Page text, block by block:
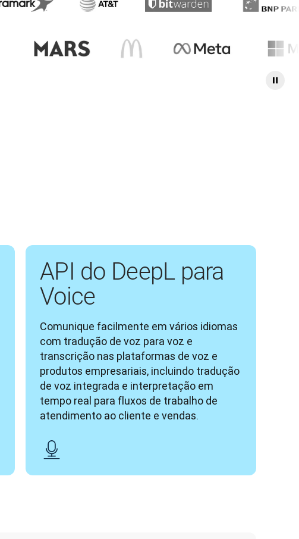
API do DeepL para
Voice
Comunique facilmente em vários idiomas
com tradução de voz para voz e
transcrição nas plataformas de voz e
produtos empresariais, incluindo tradução
de voz integrada e interpretação em
tempo real para fluxos de trabalho de
atendimento ao cliente e vendas.